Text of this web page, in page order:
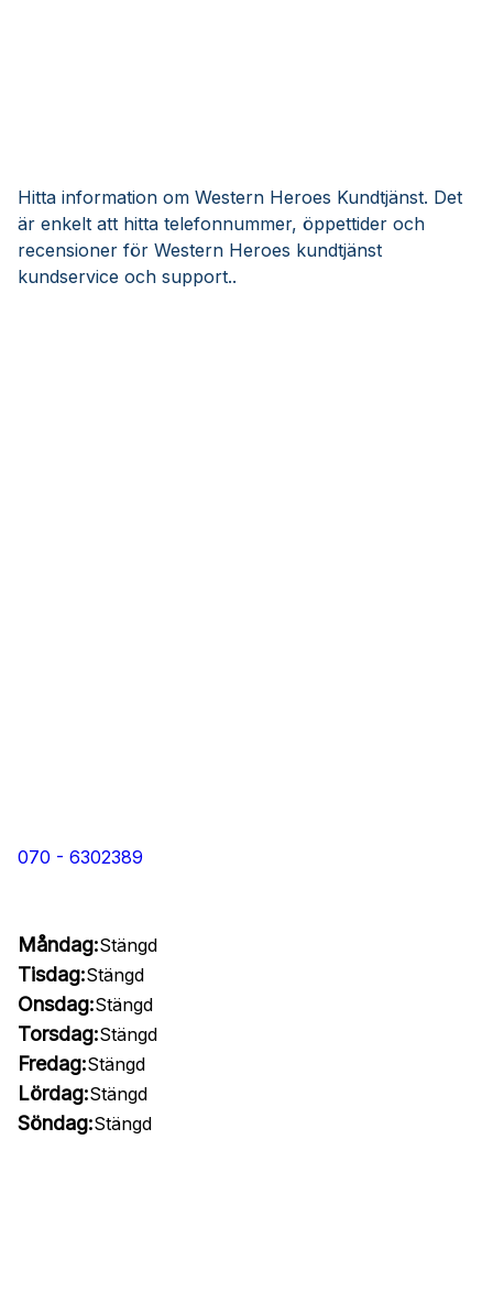
Hitta information om Western Heroes Kundtjänst. Det
är enkelt att hitta telefonnummer, öppettider och
recensioner för Western Heroes kundtjänst
kundservice och support..
070 - 6302389
Måndag:Stängd
Tisdag:Stängd
Onsdag:Stängd
Torsdag:Stängd
Fredag:Stängd
Lördag:Stängd
Söndag:Stängd